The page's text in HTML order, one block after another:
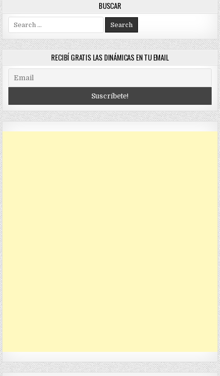
BUSCAR
for:
RECIBÍ GRATIS LAS DINÁMICAS EN TU EMAIL